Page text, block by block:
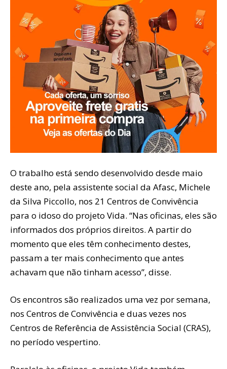
O trabalho está sendo desenvolvido desde maio
deste ano, pela assistente social da Afasc, Michele
da Silva Piccollo, nos 21 Centros de Convivência
para o idoso do projeto Vida. “Nas oficinas, eles são
informados dos próprios direitos. A partir do
momento que eles têm conhecimento destes,
passam a ter mais conhecimento que antes
achavam que não tinham acesso”, disse.
Os encontros são realizados uma vez por semana,
nos Centros de Convivência e duas vezes nos
Centros de Referência de Assistência Social (CRAS),
no período vespertino.